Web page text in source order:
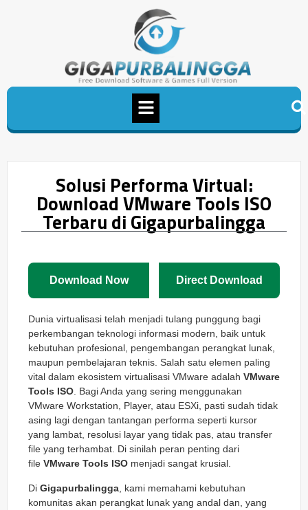
Solusi Performa Virtual:
Download VMware Tools ISO
Terbaru di Gigapurbalingga
Download Now Direct Download
Dunia virtualisasi telah menjadi tulang punggung bagi
perkembangan teknologi informasi modern, baik untuk
kebutuhan profesional, pengembangan perangkat lunak,
maupun pembelajaran teknis. Salah satu elemen paling
vital dalam ekosistem virtualisasi VMware adalah VMware
Tools ISO. Bagi Anda yang sering menggunakan
VMware Workstation, Player, atau ESXi, pasti sudah tidak
asing lagi dengan tantangan performa seperti kursor
yang lambat, resolusi layar yang tidak pas, atau transfer
file yang terhambat. Di sinilah peran penting dari
file VMware Tools ISO menjadi sangat krusial.
Di Gigapurbalingga , kami memahami kebutuhan
komunitas akan perangkat lunak yang andal dan, yang